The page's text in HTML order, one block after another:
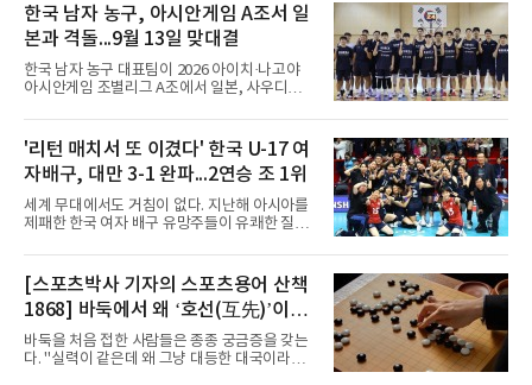
컵, K리그 U-17 챔피언십을 잇달아 제패했다.시
기도 맞물렸다. 서울은 9월 시작하는 아시아축
구연맹(AFC) 챔피언스리그2(ACL2)를 앞두고 선
수단 깊이를 더하는 동시에 유스 출신에게 국제
무대 경험을 주려 했다.면면도 다양하다. 측면 공
격수 정현웅은 돌파력이
한국 남자 농구, 아시안게임 A조서 일
본과 격돌...9월 13일 맞대결
한국 남자 농구 대표팀이 2026 아이치·나고야
아시안게임 조별리그 A조에서 일본, 사우디아라
가 8일 발표한 일정에 따르면 한국은 9월 10일
사우디, 11일 인도네시아, 13일 일본과 차례로
맞붙는다. FIBA 랭킹은 일본 22위, 한국 57위, 사
우디 65위, 인도네시아 94위로, 랭킹과 홈 이점
을 모두 갖춘 일본이 최대 변수다.니콜라이스 마
줄스(라트비아) 감독이 이끄는 대표팀은 지난달
6일 FIBA 월드컵 예선 1라운드 6차전에서 일본
NBA에 도전 중인 이현중을 앞세운 대표팀의 목
표는 우승이다.조별리그는 12
'리턴 매치서 또 이겼다' 한국 U-17 여
자배구, 대만 3-1 완파...2연승 조 1위
세계 무대에서도 거침이 없다. 지난해 아시아를
제패한 한국 여자 배구 유망주들이 유쾌한 질주
이하(U-17) 여자배구대표팀은 8일(한국시간) 칠
레 로스안데스에서 열린 2026 국제배구연맹
(FIVB) U-17 여자 세계선수권대회 조별리그 D조
2차전에서 대만을 세트 점수 3-1(25-19 18-25
25-13 25-15)로 꺾었다. 전날 푸에르토리코를
3-1로 물리쳤던 한국은 2연승으로 조 1위에 올
라 16강 진출에 청신호를 켰다.이날 승리는 남다
[스포츠박사 기자의 스포츠용어 산책
1868] 바둑에서 왜 ‘호선(互先)’이라
말할까
바둑을 처음 접한 사람들은 종종 궁금증을 갖는
다. "실력이 같은데 왜 그냥 대등한 대국이라고